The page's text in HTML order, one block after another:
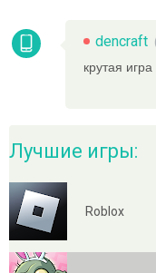
dencraft
крутая
Лучшие игры:
Roblox